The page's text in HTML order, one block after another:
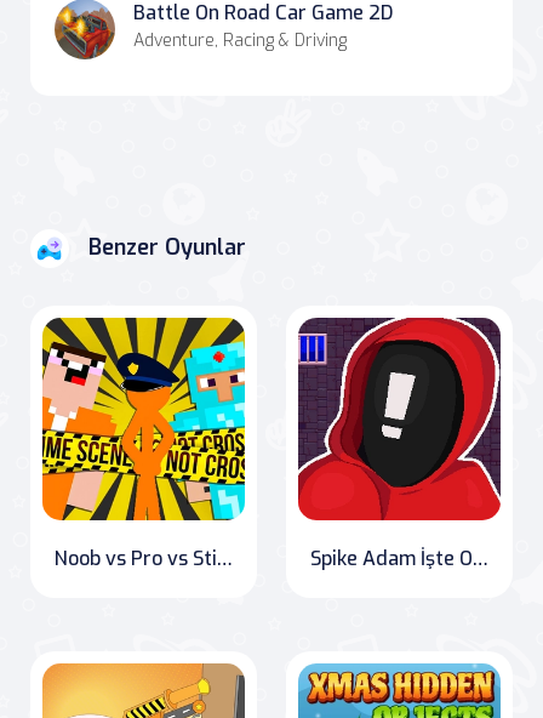
Battle On Road Car Game 2D
Adventure, Racing & Driving
Benzer Oyunlar
Noob vs Pro vs Stickman Hapishane Kaçışı Spike Adam İşte O Seviye